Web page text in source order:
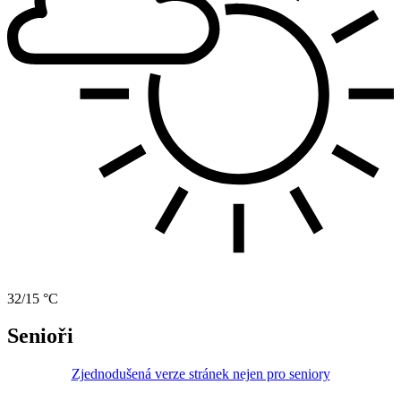
32/15 °C
Senioři
Zjednodušená verze stránek nejen pro seniory